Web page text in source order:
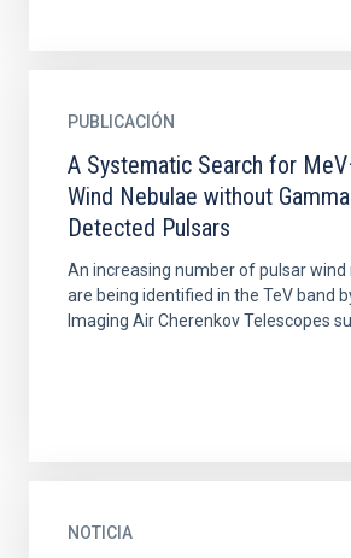
PUBLICACIÓN
A Systematic Search for
Wind Nebulae without
Detected Pulsars
An increasing number of pulsar wind
are being identified in the TeV band
Imaging Air Cherenkov Telescopes
NOTICIA